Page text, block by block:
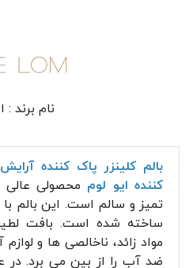
نام برند :
بالم کلینزر پاک کننده
کننده ایو لوم محصولی عالی
تمیز و سالم است. این بالم
ساخته شده است. بافت
مواد زائد، ناخالصی ها و
ضد آب را از بین می برد.